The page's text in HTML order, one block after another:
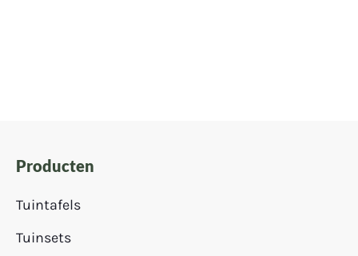
Producten
Tuintafels
Tuinsets